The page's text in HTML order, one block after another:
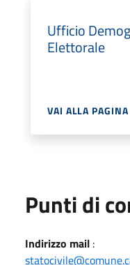
Ufficio
Elettorale
VAI ALLA PAGINA
Punti di
Indirizzo mail :